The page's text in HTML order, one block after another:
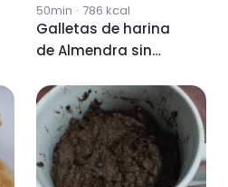
50min · 786 kcal
Galletas de harina
de Almendra sin